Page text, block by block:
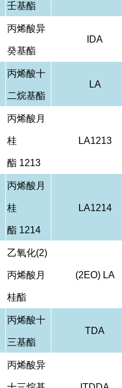
壬基酯
丙烯酸异
癸基酯
IDA
丙烯酸十
二烷基酯
LA
丙烯酸月
桂
酯1213
LA1213
丙烯酸月
桂
酯1214
LA1214
乙氧化(2)
丙烯酸月
桂酯
(2EO) LA
丙烯酸十
三基酯
TDA
丙烯酸异